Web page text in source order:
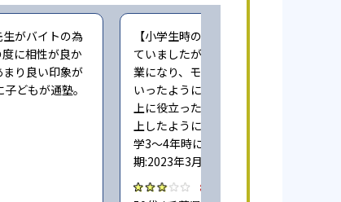
生がバイトの為
に相性が良か
り良い印象が
どもが通塾。
【小学生時の通塾】最初は楽しく通っ
ていましたが、コロナ禍でリモート授
業になり、モチベーションが下がって
いったように思います。多少の成績向
上に役立ったと思いますが目立って向
上したようには思っておりません（小
学3〜4年時に子どもが通塾。回答時
期:2023年3月）
3.0